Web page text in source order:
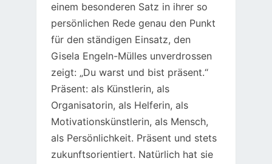
einem besonderen Satz in ihrer so
persönlichen Rede genau den Punkt
für den ständigen Einsatz, den
Gisela Engeln-Mülles unverdrossen
zeigt: „Du warst und bist präsent.“
Präsent: als Künstlerin, als
Organisatorin, als Helferin, als
Motivationskünstlerin, als Mensch,
als Persönlichkeit. Präsent und stets
zukunftsorientiert. Natürlich hat sie